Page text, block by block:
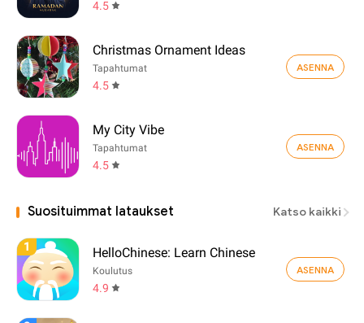
4.5
Christmas Ornament Ideas
Tapahtumat
4.5
ASENNA
My City Vibe
Tapahtumat
4.5
ASENNA
Suosituimmat lataukset Katso kaikki
1 HelloChinese: Learn Chinese
Koulutus
4.9
ASENNA